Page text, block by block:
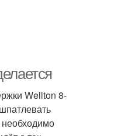
Wellton 8-